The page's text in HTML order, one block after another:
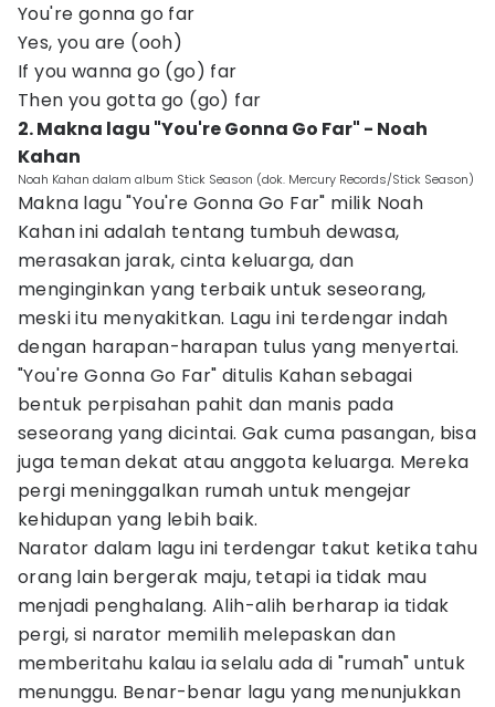
You're gonna go far
Yes, you are (ooh)
If you wanna go (go) far
Then you gotta go (go) far
2. Makna lagu "You're Gonna Go Far" - Noah
Kahan
Noah Kahan dalam album Stick Season (dok. Mercury Records/Stick Season)
Makna lagu "You're Gonna Go Far" milik Noah
Kahan ini adalah tentang tumbuh dewasa,
merasakan jarak, cinta keluarga, dan
menginginkan yang terbaik untuk seseorang,
meski itu menyakitkan. Lagu ini terdengar indah
dengan harapan-harapan tulus yang menyertai.
"You're Gonna Go Far" ditulis Kahan sebagai
bentuk perpisahan pahit dan manis pada
seseorang yang dicintai. Gak cuma pasangan, bisa
juga teman dekat atau anggota keluarga. Mereka
pergi meninggalkan rumah untuk mengejar
kehidupan yang lebih baik.
Narator dalam lagu ini terdengar takut ketika tahu
orang lain bergerak maju, tetapi ia tidak mau
menjadi penghalang. Alih-alih berharap ia tidak
pergi, si narator memilih melepaskan dan
memberitahu kalau ia selalu ada di "rumah" untuk
menunggu. Benar-benar lagu yang menunjukkan